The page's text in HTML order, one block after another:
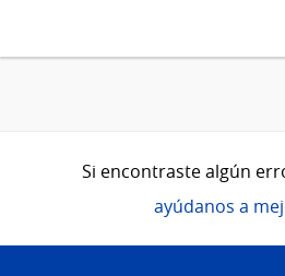
Si encontraste algún
ayúdanos a